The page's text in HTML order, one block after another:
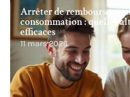
Arrêter de rembourser
consommation : quelles
efficaces
11 mars 2026